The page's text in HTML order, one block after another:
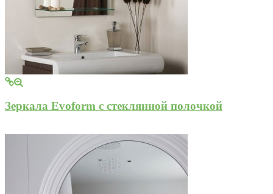
Зеркала Evoform с стеклянной полочкой